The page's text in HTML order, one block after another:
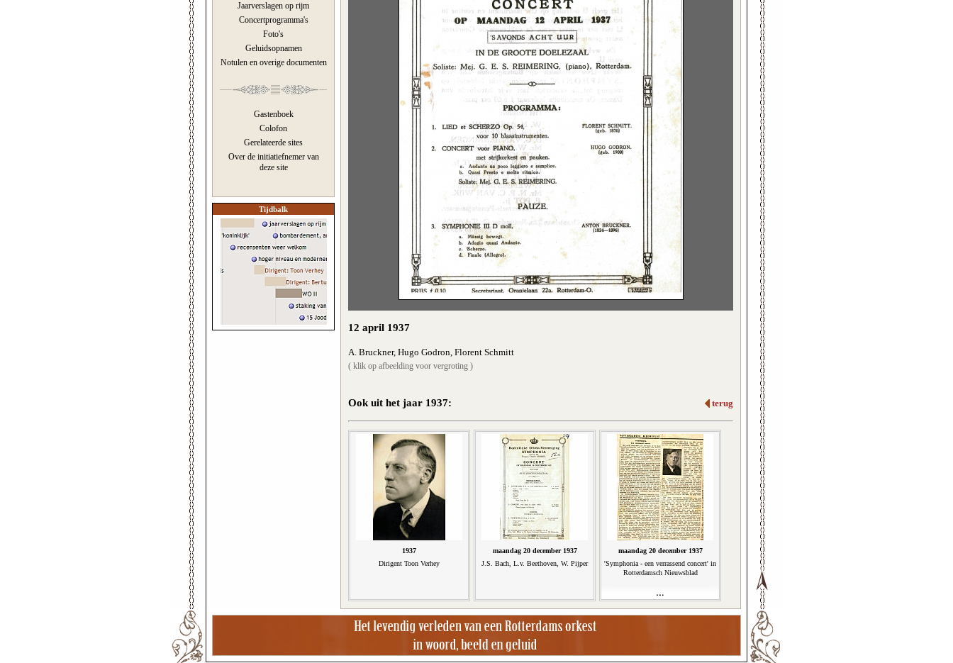
Jaarverslagen op rijm
Concertprogramma's
Foto's
Geluidsopnamen
Notulen en overige documenten
Gastenboek
Colofon
Gerelateerde sites
Over de initiatiefnemer van
deze site
Tijdbalk
12 april 1937
A. Bruckner, Hugo Godron, Florent Schmitt
( klik op afbeelding voor vergroting )
terug
Ook uit het jaar 1937:
1937
Dirigent Toon Verhey
maandag 20 december 1937
J.S. Bach, L.v. Beethoven, W. Pijper
maandag 20 december 1937
'Symphonia - een verrassend concert' in
Rotterdamsch Nieuwsblad